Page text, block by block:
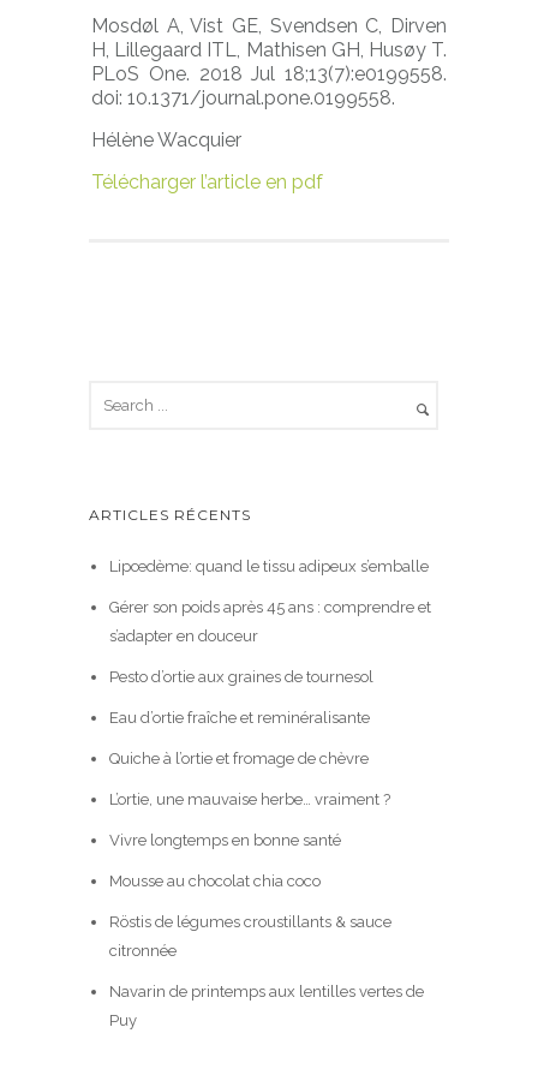
Mosdøl A, Vist GE, Svendsen C, Dirven
H, Lillegaard ITL, Mathisen GH, Husøy T.
PLoS One. 2018 Jul 18;13(7):e0199558.
doi: 10.1371/journal.pone.0199558.
Hélène Wacquier
Télécharger l’article en pdf
ARTICLES RÉCENTS
Lipœdème: quand le tissu adipeux s’emballe
Gérer son poids après 45 ans : comprendre et
s’adapter en douceur
Pesto d’ortie aux graines de tournesol
Eau d’ortie fraîche et reminéralisante
Quiche à l’ortie et fromage de chèvre
L’ortie, une mauvaise herbe… vraiment ?
Vivre longtemps en bonne santé
Mousse au chocolat chia coco
Röstis de légumes croustillants & sauce
citronnée
Navarin de printemps aux lentilles vertes de
Puy